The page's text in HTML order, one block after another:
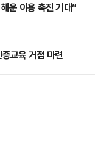
운 이용 촉진 기대”
교육 거점 마련